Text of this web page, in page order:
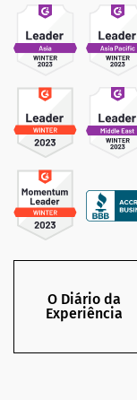
O Diário da
Experiência